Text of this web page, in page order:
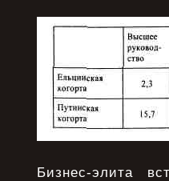
Бизнес-элита